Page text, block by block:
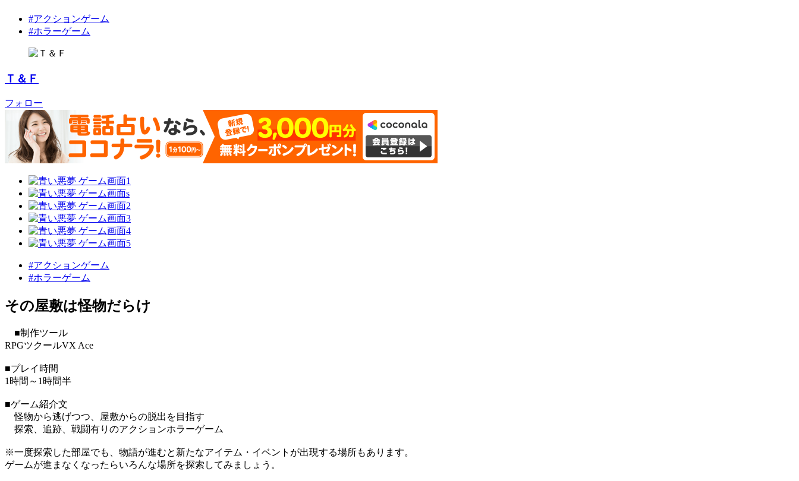
#アクションゲーム
#ホラーゲーム
Ｔ＆Ｆ
フォロー
#アクションゲーム
#ホラーゲーム
その屋敷は怪物だらけ
■制作ツール
RPGツクールVX Ace
■プレイ時間
1時間～1時間半
■ゲーム紹介文
怪物から逃げつつ、屋敷からの脱出を目指す
探索、追跡、戦闘有りのアクションホラーゲーム
※一度探索した部屋でも、物語が進むと新たなアイテム・イベントが出現する場所もあります。
ゲームが進まなくなったらいろんな場所を探索してみましょう。